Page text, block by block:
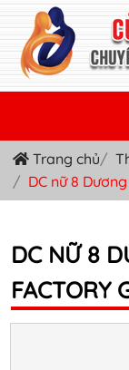
TRANG CHỦ
THUỐC KÍCH DỤC
THUỐC NƯỚC
THUỐC VIÊN KÍCH
SẢN PHẨM KHÁC
Trang chủ
DC nữ 8
DC NỮ 8
FACTORY